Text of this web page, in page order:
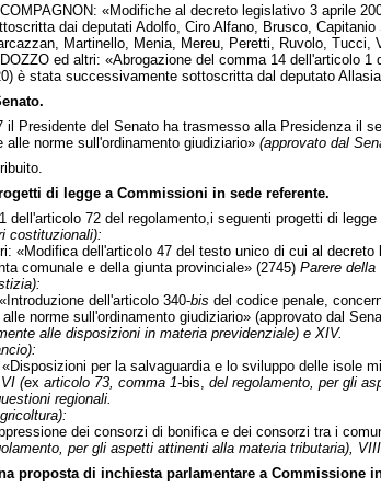
COMPAGNON: «Modifiche al decreto legislativo 3 aprile
dai deputati Adolfo, Ciro Alfano, Brusco,
Martinello, Menia, Mereu, Peretti, Ruvolo, Tucci,
DOZZO ed altri: «Abrogazione del comma 14 dell'articolo
è stata successivamente sottoscritta dal deputato Allasia.
il Presidente del Senato ha trasmesso alla Presidenza il
alle norme sull'ordinamento giudiziario» (approvato dal
di legge a Commissioni in sede referente.
dell'articolo 72 del regolamento,i seguenti progetti di
costituzionali):
«Modifica dell'articolo 47 del testo unico di cui al
comunale e della giunta provinciale» (2745) Parere della
dell'articolo 340-bis del codice penale,
norme sull'ordinamento giudiziario» (approvato dal
alle disposizioni in materia previdenziale) e XIV.
per la salvaguardia e lo sviluppo delle isole
(ex articolo 73, comma 1-bis, del regolamento, per gli
regionali.
dei consorzi di bonifica e dei consorzi tra i
per gli aspetti attinenti alla materia tributaria),
proposta di inchiesta parlamentare a Commissione